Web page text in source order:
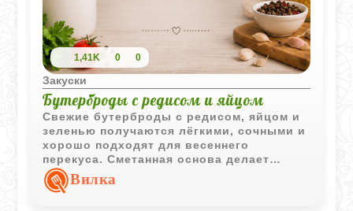
1,41K 0 0
Закуски
Бутерброды с редисом и яйцом
Свежие бутерброды с редисом, яйцом и
зеленью получаются лёгкими, сочными и
хорошо подходят для весеннего
перекуса. Сметанная основа делает
намазку мягкой и ароматной.
Вилка